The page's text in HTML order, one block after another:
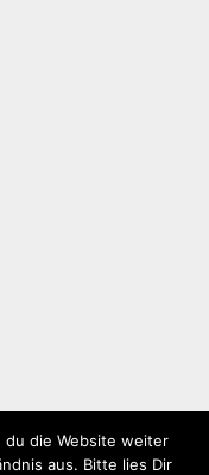
du die Website weiter
aus. Bitte lies Dir